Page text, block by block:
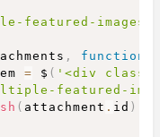
featured-
, function
= $ ( '<div
featured-
( attachment . id )